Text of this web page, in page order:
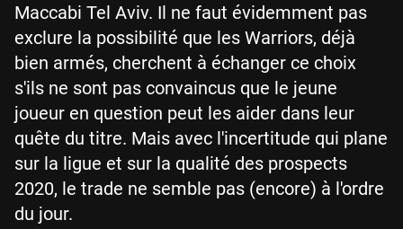
Maccabi Tel Aviv. Il ne faut évidemment pas
exclure la possibilité que les Warriors, déjà
bien armés, cherchent à échanger ce choix
s'ils ne sont pas convaincus que le jeune
joueur en question peut les aider dans leur
quête du titre. Mais avec l'incertitude qui plane
sur la ligue et sur la qualité des prospects
2020, le trade ne semble pas (encore) à l'ordre
du jour.